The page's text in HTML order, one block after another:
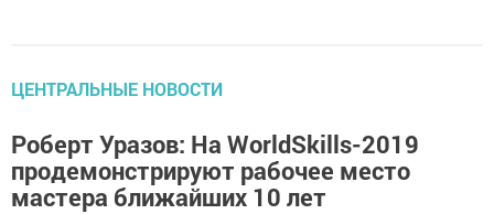
ЦЕНТРАЛЬНЫЕ НОВОСТИ
Роберт Уразов: На WorldSkills-2019
продемонстрируют рабочее место
мастера ближайших 10 лет